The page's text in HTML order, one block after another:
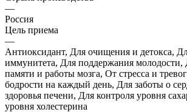
—
Россия
Цель приема
—
Антиоксидант, Для очищения и детокса,
иммунитета, Для поддержания молодости,
памяти и работы мозга, От стресса и
бодрости на каждый день, Для заботы о
здоровья печени, Для контроля уровня
уровня холестерина